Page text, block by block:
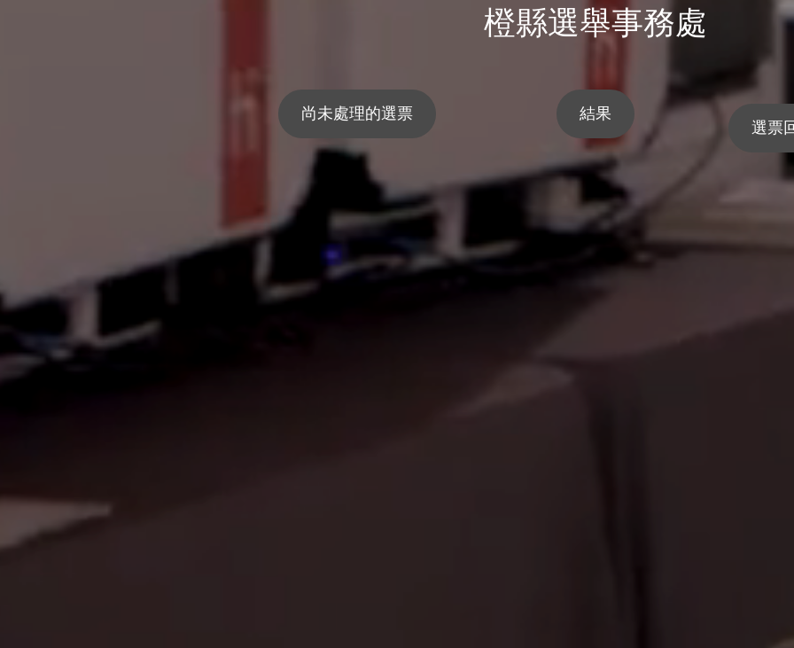
橙縣選舉事務處
尚未處理的選票
結果
選票